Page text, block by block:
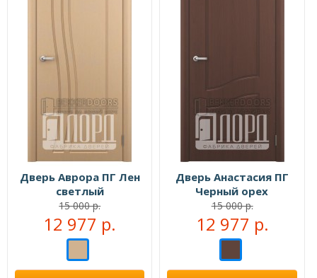
Дверь Аврора ПГ Лен
светлый
15 000 р.
12 977 р.
Дверь Анастасия ПГ
Черный орех
15 000 р.
12 977 р.